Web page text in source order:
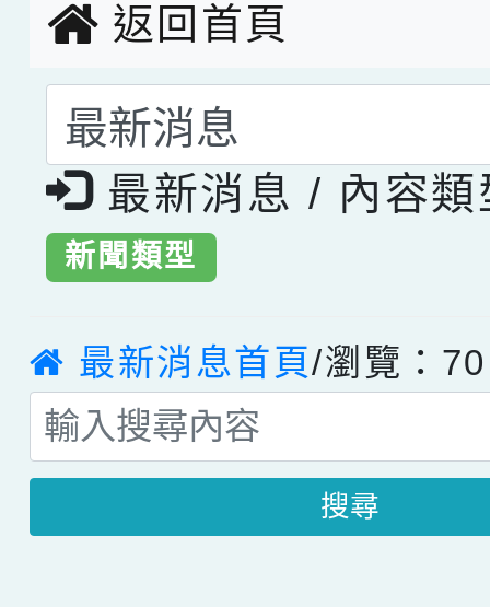
返回首頁
選擇後頁面內容會更
最新消息 / 內容類
新聞類型
最新消息首頁/瀏覽：70
搜尋